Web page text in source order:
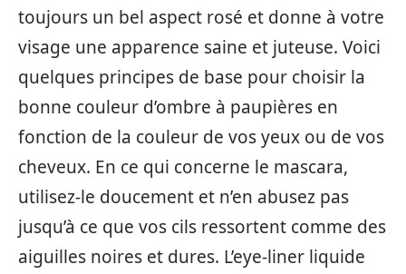
toujours un bel aspect rosé et donne à votre
visage une apparence saine et juteuse. Voici
quelques principes de base pour choisir la
bonne couleur d’ombre à paupières en
fonction de la couleur de vos yeux ou de vos
cheveux. En ce qui concerne le mascara,
utilisez-le doucement et n’en abusez pas
jusqu’à ce que vos cils ressortent comme des
aiguilles noires et dures. L’eye-liner liquide